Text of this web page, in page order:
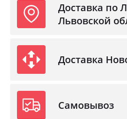
синтетических волокон;
ортопедическая основа
с увеличенной
protect felt - материал,
прессованных
синтетических волокон;
(укрепление краев
деформации);9) AntiSlip
ткани с антискользящим
прослоями мягкого
Доставка по
Львовской
Доставка
Самовывоз